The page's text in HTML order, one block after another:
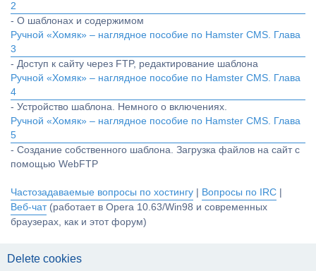
2
- О шаблонах и содержимом
Ручной «Хомяк» – наглядное пособие по Hamster CMS. Глава
3
- Доступ к сайту через FTP, редактирование шаблона
Ручной «Хомяк» – наглядное пособие по Hamster CMS. Глава
4
- Устройство шаблона. Немного о включениях.
Ручной «Хомяк» – наглядное пособие по Hamster CMS. Глава
5
- Создание собственного шаблона. Загрузка файлов на сайт с
помощью WebFTP
Частозадаваемые вопросы по хостингу Вопросы по IRC
Веб-чат(работает в Opera 10.63/Win98 и современных
браузерах, как и этот форум)
Delete cookies